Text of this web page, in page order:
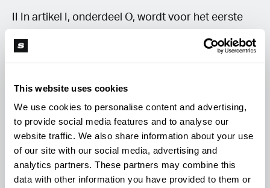
This website uses cookies
We use cookies to personalise content and advertising,
to provide social media features and to analyse our
website traffic. We also share information about your use
of our site with our social media, advertising and
analytics partners. These partners may combine this
data with other information you have provided to them or
II In artikel I, onderdeel O, wordt voor het eerste
onderdeel een onderdeel ingevoegd, luidende: 01.
In het eerste lid, onderdeel b, wordt «artikel 3c,